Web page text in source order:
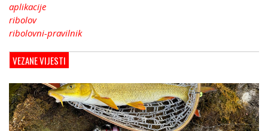
aplikacije
ribolov
ribolovni-pravilnik
VEZANE VIJESTI